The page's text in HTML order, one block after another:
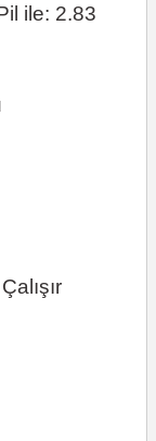
ile: 2.83